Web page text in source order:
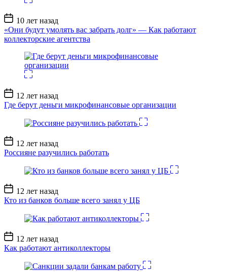
Дата
записи
10 лет назад
«Они будут умолять вас забрать долг» — Как работают
коллекторские агентства
Дата
записи
12 лет назад
Где берут деньги микрофинансовые организации
Дата
записи
12 лет назад
Россияне разучились работать
Дата
записи
12 лет назад
Кто из банков больше всего занял у ЦБ
Дата
записи
12 лет назад
Как работают антиколлекторы